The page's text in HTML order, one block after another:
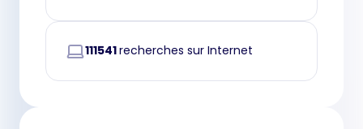
111541recherches sur Internet